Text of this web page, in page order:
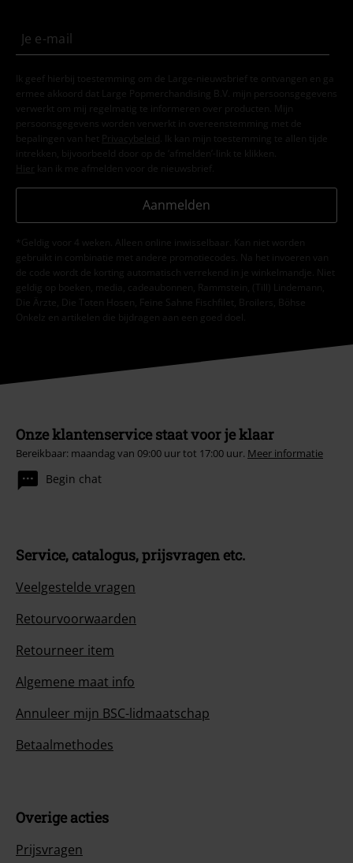
Ik geef hierbij toestemming om de Large-nieuwsbrief te ontvangen en ga
ermee akkoord dat Large Popmerchandising B.V. mijn persoonsgegevens
verwerkt om mij regelmatig te informeren over producten. Mijn
persoonsgegevens worden verwerkt in overeenstemming met de
bepalingen van het
Privacybeleid . Ik kan mijn toestemming te allen tijde
intrekken, bijvoorbeeld door op de ‘afmelden’-link te klikken.
Hier kan ik me afmelden voor de nieuwsbrief.
Aanmelden
*Geldig voor 4 weken. Alleen online inwisselbaar. Kan niet worden
gebruikt in combinatie met andere promotiecodes. Na het invoeren van
de code wordt de korting automatisch verrekend in je winkelmandje. Niet
geldig op boeken, media, cadeaubonnen, Rammstein, (Till) Lindemann,
Die Ärzte, Die Toten Hosen, Feine Sahne Fischfilet, Broilers, Böhse
Onkelz en artikelen die bijdragen aan een goed doel.
Onze klantenservice staat voor je klaar
Bereikbaar: maandag van 09:00 uur tot 17:00 uur. Meer informatie
Begin chat
Service, catalogus, prijsvragen etc.
Veelgestelde vragen
Retourvoorwaarden
Retourneer item
Algemene maat info
Annuleer mijn BSC-lidmaatschap
Betaalmethodes
Overige acties
Prijsvragen